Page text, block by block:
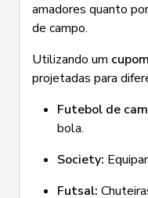
amadores quanto
de campo.
Utilizando um
projetadas para
Futebol de
bola.
Society:
Futsal: